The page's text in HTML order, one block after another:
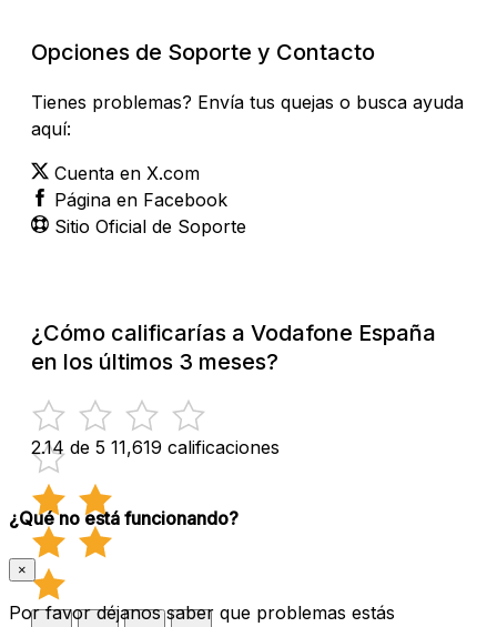
Opciones de Soporte y Contacto
Tienes problemas? Envía tus quejas o busca ayuda
aquí:
Cuenta en X.com
Página en Facebook
Sitio Oficial de Soporte
¿Cómo calificarías a Vodafone España
en los últimos 3 meses?
2.14 de 5 11,619 calificaciones
¿Qué no está funcionando?
×
Por favor déjanos saber que problemas estás